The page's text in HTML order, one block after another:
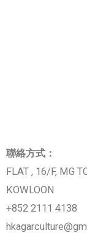
聯絡方式：
FLAT , 16/F, MG
KOWLOON
+852 2111 4138